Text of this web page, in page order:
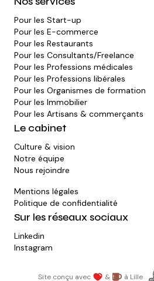
Pour les Start-up
Pour les E-commerce
Pour les Restaurants
Pour les Consultants/Freelance
Pour les Professions médicales
Pour les Professions libérales
Pour les Organismes de formation
Pour les Immobilier
Pour les Artisans & commerçants
Le cabinet
Culture & vision
Notre équipe
Nous rejoindre
Mentions légales
Politique de confidentialité
Sur les réseaux sociaux
Linkedin
Instagram
Site conçu avec & à Lille